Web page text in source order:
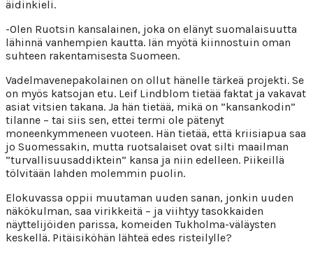
äidinkieli.
-Olen Ruotsin kansalainen, joka on elänyt suomalaisuutta
lähinnä vanhempien kautta. Iän myötä kiinnostuin oman
suhteen rakentamisesta Suomeen.
Vadelmavenepakolainen on ollut hänelle tärkeä projekti. Se
on myös katsojan etu. Leif Lindblom tietää faktat ja vakavat
asiat vitsien takana. Ja hän tietää, mikä on ”kansankodin”
tilanne – tai siis sen, ettei termi ole pätenyt
moneenkymmeneen vuoteen. Hän tietää, että kriisiapua saa
jo Suomessakin, mutta ruotsalaiset ovat silti maailman
”turvallisuusaddiktein” kansa ja niin edelleen. Piikeillä
tölvitään lahden molemmin puolin.
Elokuvassa oppii muutaman uuden sanan, jonkin uuden
näkökulman, saa virikkeitä – ja viihtyy tasokkaiden
näyttelijöiden parissa, komeiden Tukholma-väläysten
keskellä. Pitäisiköhän lähteä edes risteilylle?